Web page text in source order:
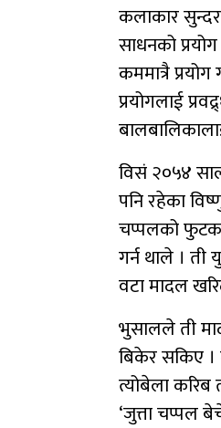
कलाकार
साधनको
कममात्रै
प्रयोगलाई
विसं २०५४
पनि रहेका
चप्पलको
गर्न थाले ।
वटा मादल
भुसालले ती
बिकेर सकिए ।
त्योबेला करिब
‘जुत्ता चप्पल